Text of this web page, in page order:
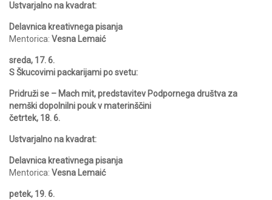
Ustvarjalno na kvadrat:
Delavnica kreativnega pisanja
Mentorica: Vesna Lemaić
sreda, 17. 6.
S Škucovimi packarijami po svetu:
Pridruži se – Mach mit, predstavitev Podpornega društva za
nemški dopolnilni pouk v materinščini
četrtek, 18. 6.
Ustvarjalno na kvadrat:
Delavnica kreativnega pisanja
Mentorica: Vesna Lemaić
petek, 19. 6.